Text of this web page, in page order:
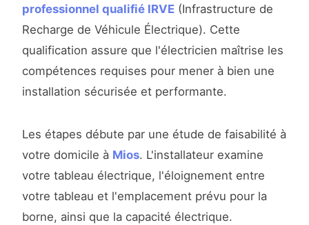
professionnel qualifié IRVE (Infrastructure de
Recharge de Véhicule Électrique). Cette
qualification assure que l'électricien maîtrise les
compétences requises pour mener à bien une
installation sécurisée et performante.
Les étapes débute par une étude de faisabilité à
votre domicile à Mios. L'installateur examine
votre tableau électrique, l'éloignement entre
votre tableau et l'emplacement prévu pour la
borne, ainsi que la capacité électrique.